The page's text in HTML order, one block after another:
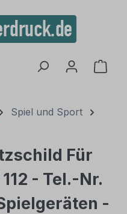
Spiel und Sport
Für
- Tel.-Nr.
-